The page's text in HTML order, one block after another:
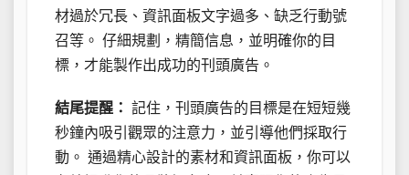
材過於冗長、資訊面板文字過多、缺乏行動號
召等。 仔細規劃，精簡信息，並明確你的目
標，才能製作出成功的刊頭廣告。
結尾提醒： 記住，刊頭廣告的目標是在短短幾
秒鐘內吸引觀眾的注意力，並引導他們採取行
動。 通過精心設計的素材和資訊面板，你可以